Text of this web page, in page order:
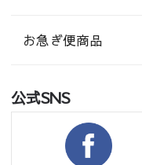
お急ぎ便商品
公式SNS